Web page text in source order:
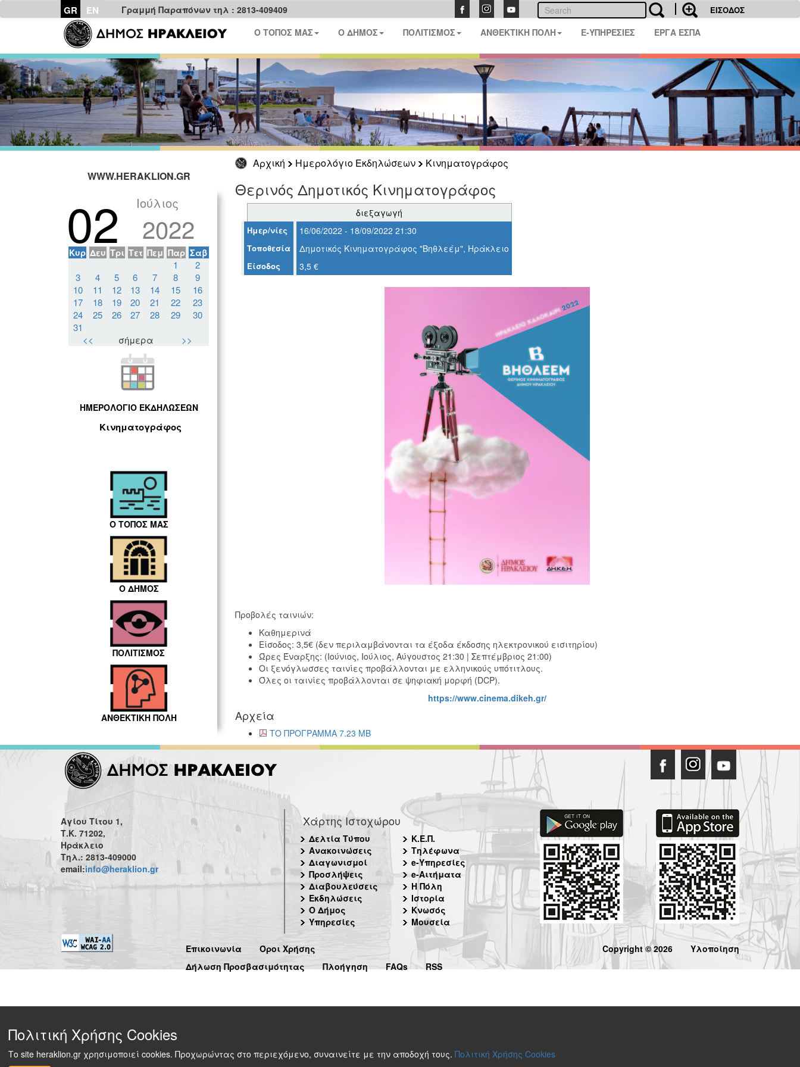
GR EN Γραμμή Παραπόνων τηλ : 2813-409409 ΕΙΣΟΔΟΣ
Ο ΤΟΠΟΣ ΜΑΣ Ο ΔΗΜΟΣ ΠΟΛΙΤΙΣΜΟΣ ΑΝΘΕΚΤΙΚΗ ΠΟΛΗ E-ΥΠΗΡΕΣΙΕΣ ΕΡΓΑ ΕΣΠΑ
Αρχική Ημερολόγιο Εκδηλώσεων
Κινηματογράφος
WWW.HERAKLION.GR
02 Ιούλιος
2022
Κυρ Δευ Τρι Τετ Πεμ Παρ Σαβ
1
2
3
4 5 6 7 8
9
10
11 12 13 14 15
16
17
18 19 20 21 22
23
24
25 26 27 28 29
30
31
<<
σήμερα >>
ΗΜΕΡΟΛΟΓΙΟ ΕΚΔΗΛΩΣΕΩΝ
Κινηματογράφος
Ο ΤΟΠΟΣ ΜΑΣ
Ο ΔΗΜΟΣ
ΠΟΛΙΤΙΣΜΟΣ
ΑΝΘΕΚΤΙΚΗ ΠΟΛΗ
Θερινός Δημοτικός Κινηματογράφος
διεξαγωγή
Ημερ/νίες 16/06/2022 - 18/09/2022 21:30
Τοποθεσία Δημοτικός Κινηματογράφος "Βηθλεέμ", Ηράκλειο
Είσοδος 3,5 €
Προβολές ταινιών:
Καθημερινά
Είσοδος: 3,5€ (δεν περιλαμβάνονται τα έξοδα έκδοσης ηλεκτρονικού εισιτηρίου)
Ώρες Έναρξης: (Ιούνιος, Ιούλιος, Αύγουστος 21:30 | Σεπτέμβριος 21:00)
Οι ξενόγλωσσες ταινίες προβάλλονται με ελληνικούς υπότιτλους.
Όλες οι ταινίες προβάλλονται σε ψηφιακή μορφή (DCP).
https://www.cinema.dikeh.gr/
Αρχεία
ΤΟ ΠΡΟΓΡΑΜΜΑ 7.23 MB
Αγίου Τίτου 1,
Τ.Κ. 71202,
Ηράκλειο
Τηλ.: 2813-409000
email:info@heraklion.gr
Χάρτης Ιστοχώρου
Δελτία Τύπου
Ανακοινώσεις
Διαγωνισμοί
Προσλήψεις
Διαβουλεύσεις
Εκδηλώσεις
Ο Δήμος
Υπηρεσίες
Κ.Ε.Π.
Τηλέφωνα
e-Υπηρεσίες
e-Αιτήματα
Η Πόλη
Ιστορία
Κνωσός
Μουσεία
Επικοινωνία
Όροι Χρήσης
Δήλωση Προσβασιμότητας
Πλοήγηση FAQs RSS
Copyright © 2026 Υλοποίηση
Πολιτική Χρήσης Cookies
Το site heraklion.gr χρησιμοποιεί cookies. Προχωρώντας στο περιεχόμενο, συναινείτε με την αποδοχή τους. Πολιτική Χρήσης Cookies